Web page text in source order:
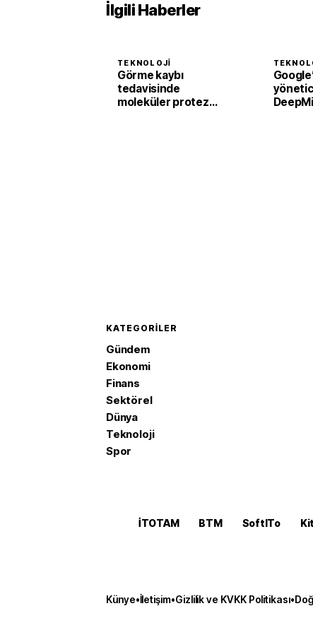
İlgili Haberler
TEKNOLOJI
Görme kaybı
tedavisinde
moleküler protez
KATEGORILER
Gündem
Ekonomi
Finans
Sektörel
Dünya
Teknoloji
Spor
İTOTAM BTM SoftITo
Künye•İletişim•Gizlilik ve KVKK Politikası•